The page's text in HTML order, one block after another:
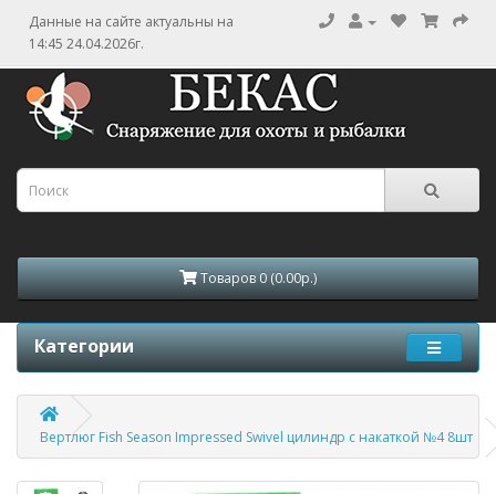
Данные на сайте актуальны на
14:45 24.04.2026г.
Товаров 0 (0.00р.)
Категории
Вертлюг Fish Season Impressed Swivel цилиндр с накаткой №4 8шт